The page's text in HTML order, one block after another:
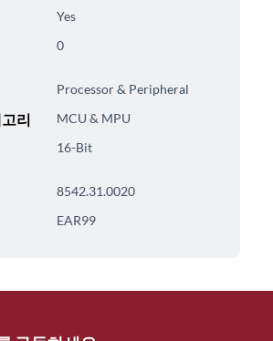
Yes
0
Processor & Peripheral
리 MCU & MPU
16-Bit
8542.31.0020
EAR99